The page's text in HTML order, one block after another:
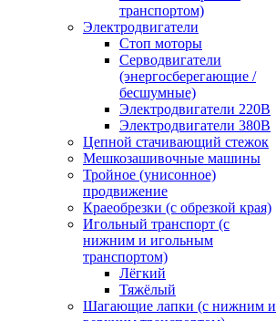
транспортом)
Электродвигатели
Стоп моторы
Серводвигатели
(энергосберегающие /
бесшумные)
Электродвигатели 220В
Электродвигатели 380В
Цепной стачивающий стежок
Мешкозашивочные машины
Тройное (унисонное)
продвижение
Краеобрезки (с обрезкой края)
Игольный транспорт (с
нижним и игольным
транспортом)
Лёгкий
Тяжёлый
Шагающие лапки (с нижним и